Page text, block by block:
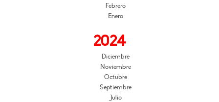
Febrero
Enero
2024
Diciembre
Noviembre
Octubre
Septiembre
Julio